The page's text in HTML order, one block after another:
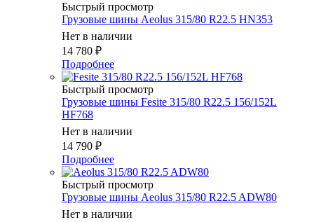
Быстрый просмотр
Грузовые шины Aeolus 315/80 R22.5 HN353
Нет в наличии
14 780 ₽
Подробнее
Быстрый просмотр
Грузовые шины Fesite 315/80 R22.5 156/152L
HF768
Нет в наличии
14 790 ₽
Подробнее
Быстрый просмотр
Грузовые шины Aeolus 315/80 R22.5 ADW80
Нет в наличии